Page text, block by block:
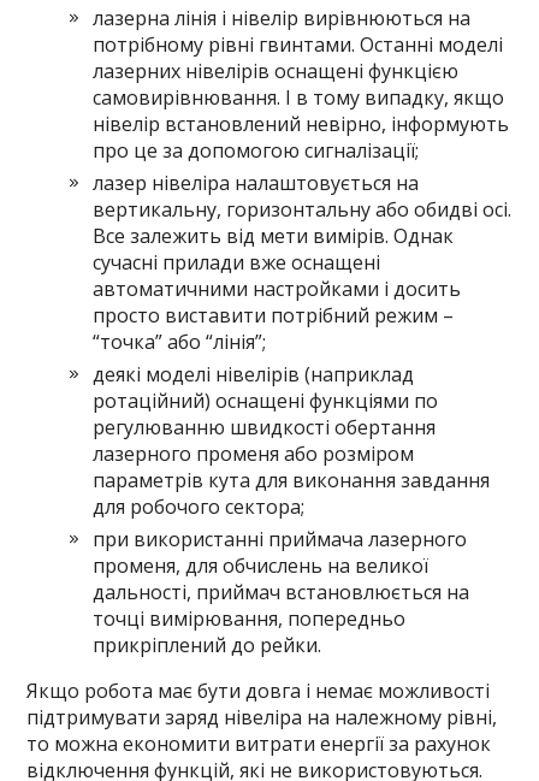
лазерна лінія і нівелір вирівнюються на
потрібному рівні гвинтами. Останні моделі
лазерних нівелірів оснащені функцією
самовирівнювання. І в тому випадку, якщо
нівелір встановлений невірно, інформують
про це за допомогою сигналізації;
лазер нівеліра налаштовується на
вертикальну, горизонтальну або обидві осі.
Все залежить від мети вимірів. Однак
сучасні прилади вже оснащені
автоматичними настройками і досить
просто виставити потрібний режим –
“точка” або “лінія”;
деякі моделі нівелірів (наприклад
ротаційний) оснащені функціями по
регулюванню швидкості обертання
лазерного променя або розміром
параметрів кута для виконання завдання
для робочого сектора;
при використанні приймача лазерного
променя, для обчислень на великої
дальності, приймач встановлюється на
точці вимірювання, попередньо
прикріплений до рейки.
Якщо робота має бути довга і немає можливості
підтримувати заряд нівеліра на належному рівні,
то можна економити витрати енергії за рахунок
відключення функцій, які не використовуються.